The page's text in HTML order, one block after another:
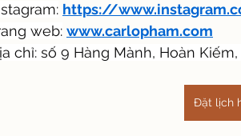
https://
web: www.carlopham.com
chỉ: số 9 Hàng Mành, Hoàn
Đặt lịch